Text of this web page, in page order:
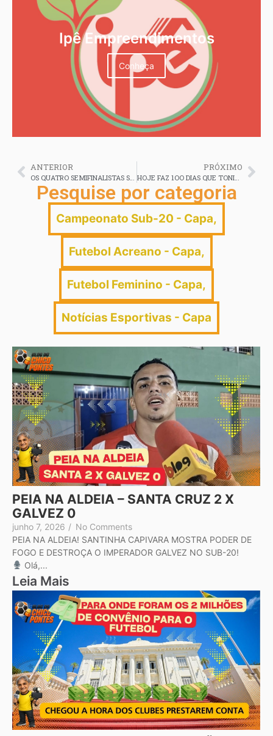
Ipê Empreendimentos
Conheça
ANTERIOR PRÓXIMO
HOJE FAZ 1OO DIAS QUE TONIQUIM NOS DEIXOU E 1OO DIAS QUE ADEM ARAÚJO ASSUMIU O TRONO
Pesquise por categoria
Campeonato Sub-20 - Capa,
Futebol Acreano - Capa,
Futebol Feminino - Capa,
Notícias Esportivas - Capa
PEIA NA ALDEIA – SANTA CRUZ 2 X
GALVEZ 0
junho 7, 2026 / No Comments
PEIA NA ALDEIA! SANTINHA CAPIVARA MOSTRA PODER DE
FOGO E DESTROÇA O IMPERADOR GALVEZ NO SUB-20!
Olá,...
Leia Mais